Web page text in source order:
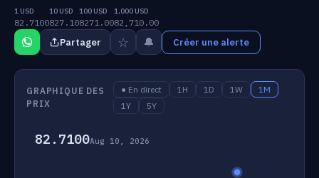
1 USD
82.7100
10 USD
827.10
100 USD
8271.00
1,000 USD
82,710.00
Partager ☆ 🔔 Créer une alerte
GRAPHIQUE DES
PRIX
● En direct 1H 1D 1W
1M
1Y
5Y
82.7100Aug 10, 2026